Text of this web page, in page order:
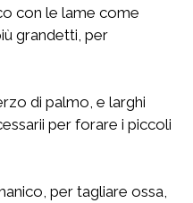
con le lame come
grandetti, per
di palmo, e larghi
per forare i piccoli
per tagliare ossa,